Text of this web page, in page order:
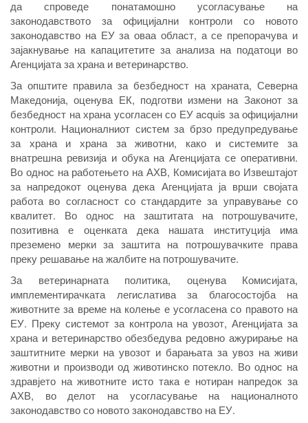
да спроведе понатамошно усогласување на
законодавството за официјални контроли со новото
законодавство на ЕУ за оваа област, а се препорачува и
зајакнување на капацитетите за анализа на податоци во
Агенцијата за храна и ветеринарство.
За општите правила за безбедност на храната, Северна
Македонија, оценува ЕК, подготви измени на Законот за
безбедност на храна усогласен со ЕУ acquis за официјални
контроли. Националниот систем за брзо предупредување
за храна и храна за животни, како и системите за
внатрешна ревизија и обука на Агенцијата се оперативни.
Во однос на работењето на АХВ, Комисијата во Извештајот
за напредокот оценува дека Агенцијата ја врши својата
работа во согласност со стандардите за управување со
квалитет. Во однос на заштитата на потрошувачите,
позитивна е оценката дека нашата институција има
преземено мерки за заштита на потрошувачките права
преку решавање на жалбите на потрошувачите.
За ветеринарната политика, оценува Комисијата,
имплементирачката легислатива за благосостојба на
животните за време на колење е усогласена со правото на
ЕУ. Преку системот за контрола на увозот, Агенцијата за
храна и ветеринарство обезбедува редовно ажурирање на
заштитните мерки на увозот и барањата за увоз на живи
животни и производи од животинско потекло. Во однос на
здравјето на животните исто така е нотиран напредок за
АХВ, во делот на усогласување на националното
законодавство со новото законодавство на ЕУ.